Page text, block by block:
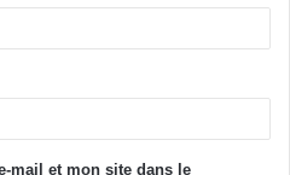
mail et mon site dans le